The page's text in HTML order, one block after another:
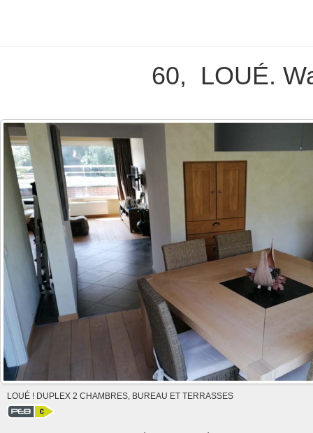
60, LOUÉ.
LOUÉ ! DUPLEX 2 CHAMBRES, BUREAU ET TERRASSES